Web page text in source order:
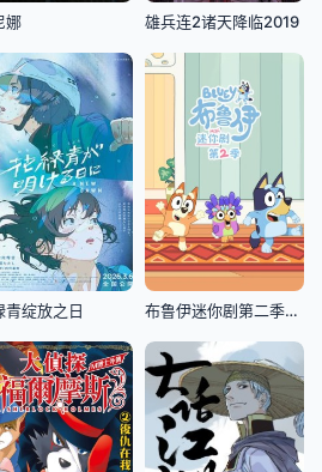
娜 雄兵连2诸天降临2019
青绽放之日 布鲁伊迷你剧第二季(英文版)